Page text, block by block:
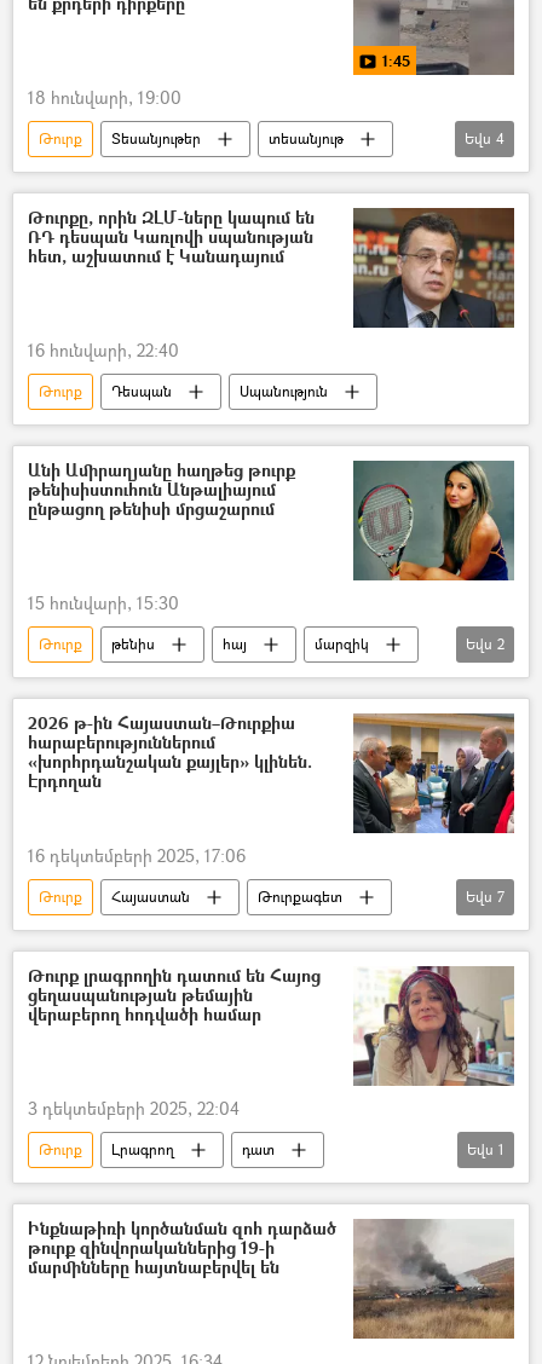
1:45
18 հունվարի, 19:00
Թուրք Տեսանյութեր
տեսանյութ
Սիրիա
քուրդ
Ահմեդ ալ-Շարաա
Ռաքքա
Եվս 4
Թուրքը, որին ԶԼՄ-ները կապում են
ՌԴ դեսպան Կառլովի սպանության
հետ, աշխատում է Կանադայում
16 հունվարի, 22:40
Թուրք Դեսպան Սպանություն
Անի Ամիրաղյանը հաղթեց թուրք
թենիսիստուհուն Անթալիայում
ընթացող թենիսի մրցաշարում
15 հունվարի, 15:30
Թուրք թենիս հայ
մարզիկ
հաղթանակ
Անի Ամիրաղյան
Եվս 2
2026 թ-ին Հայաստան–Թուրքիա
հարաբերություններում
«խորհրդանշական քայլեր» կլինեն.
Էրդողան
16 դեկտեմբերի 2025, 17:06
Թուրք Հայաստան
Թուրքագետ
Թուրքիա
Ռեջեփ Թայիփ Էրդողան
Ադրբեջան
հայ-ադրբեջանական
Ադրբեջանական ագրեսիան Արցախում - 2020
Մարգարա
Եվս 7
Թուրք լրագրողին դատում են Հայոց
ցեղասպանության թեմային
վերաբերող հոդվածի համար
3 դեկտեմբերի 2025, 22:04
Թուրք Լրագրող
դատ
Հայոց ցեղասպանություն
Եվս 1
Ինքնաթիռի կործանման զոհ դարձած
թուրք զինվորականներից 19-ի
մարմինները հայտնաբերվել են